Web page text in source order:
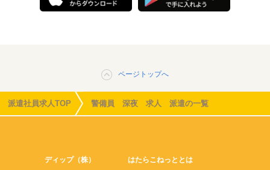
ページトップへ
派遣社員求人TOP 警備員 深夜 求人 派遣の一覧
ディップ（株） はたらこねっととは